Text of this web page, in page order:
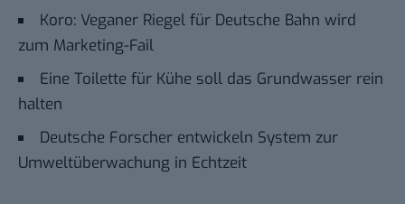
Koro: Veganer Riegel für Deutsche Bahn wird
zum Marketing-Fail
Eine Toilette für Kühe soll das Grundwasser rein
halten
Deutsche Forscher entwickeln System zur
Umweltüberwachung in Echtzeit